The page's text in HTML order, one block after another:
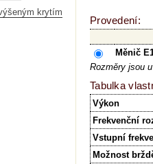
krytím
Provedení:
Měnič
Rozměry jsou
Tabulka
Výkon
Frekvenční
Vstupní
Možnost